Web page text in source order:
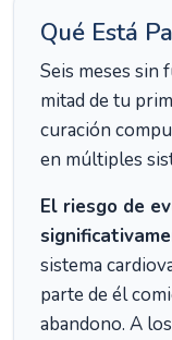
Qué Está
Seis meses sin
mitad de tu
curación
en múltiples
El riesgo de
sistema
parte de él
abandono. A